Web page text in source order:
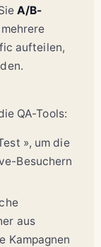
A/B-
aufteilen,
QA-Tools:
», um die
Besuchern
aus
Kampagnen